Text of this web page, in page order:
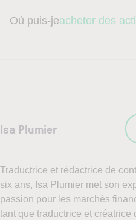
Où puis-jeacheter des
Isa Plumier
Traductrice et rédactrice de
six ans, Isa Plumier met son
passion pour les marchés
tant que traductrice et